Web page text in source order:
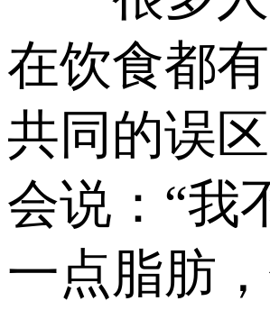
在饮食都
共同的误
会说：“我
一点脂肪